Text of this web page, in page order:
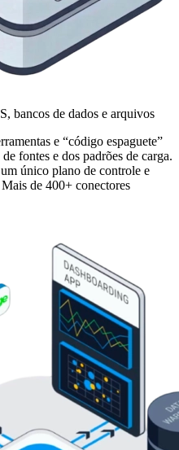
bancos de dados e arquivos
e “código espaguete”
fontes e dos padrões de carga.
único plano de controle e
de 400+ conectores